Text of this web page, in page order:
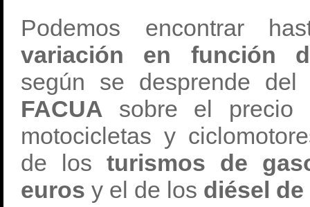
Podemos encontrar
variación en función
según se desprende
FACUA sobre el precio
motocicletas y
de los turismos de
euros y el de los diésel de